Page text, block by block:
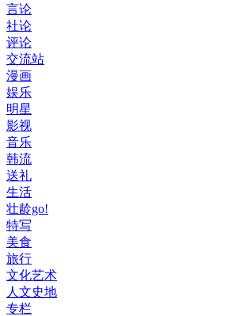
言论
社论
评论
交流站
漫画
娱乐
明星
影视
音乐
韩流
送礼
生活
壮龄go!
特写
美食
旅行
文化艺术
人文史地
专栏